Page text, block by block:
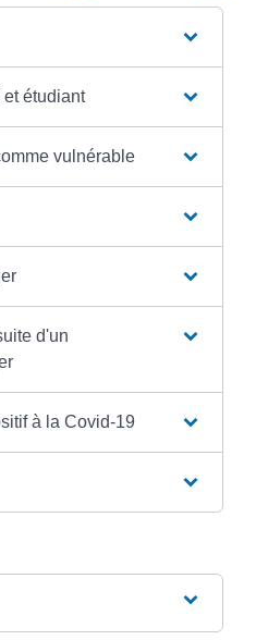
étudiant
vulnérable
d'un
à la Covid-19